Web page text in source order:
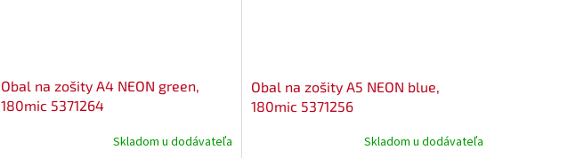
Obal na zošity A4 NEON green,
180mic 5371264
Skladom u dodávateľa
Obal na zošity A5 NEON blue,
180mic 5371256
Skladom u dodávateľa